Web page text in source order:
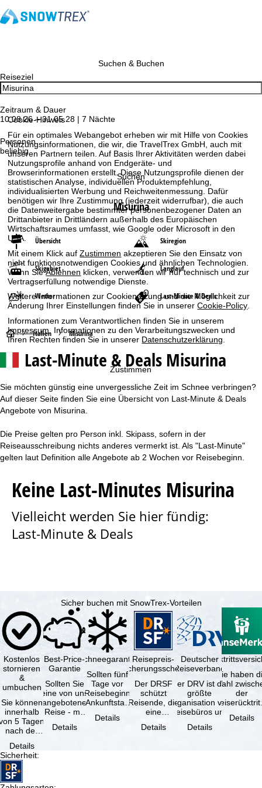
Cookie-Hinweis
Für ein optimales Webangebot erheben wir mit Hilfe von Cookies
Nutzungsinformationen, die wir, die TravelTrex GmbH, auch mit
unseren Partnern teilen. Auf Basis Ihrer Aktivitäten werden dabei
Nutzungsprofile anhand von Endgeräte- und
Browserinformationen erstellt. Diese Nutzungsprofile dienen der
statistischen Analyse, individuellen Produktempfehlung,
individualisierten Werbung und Reichweitenmessung. Dafür
benötigen wir Ihre Zustimmung (jederzeit widerrufbar), die auch
die Datenweitergabe bestimmter personenbezogener Daten an
Drittanbieter in Drittländern außerhalb des Europäischen
Wirtschaftsraumes umfasst, wie Google oder Microsoft in den
USA.
Mit einem Klick aufZustimmen akzeptieren Sie den Einsatz von
nicht funktionsnotwendigen Cookies und ähnlichen Technologien.
Wenn SieAblehnen klicken, verwenden wir nur technisch und zur
Vertragserfüllung notwendige Dienste.
Weitere Informationen zur Cookienutzung und die Möglichkeit zur
Änderung Ihrer Einstellungen finden Sie in unsererCookie-Policy
Informationen zum Verantwortlichen finden Sie in unserem
Impressum . Informationen zu den Verarbeitungszwecken und
Ihren Rechten finden Sie in unserer Datenschutzerklärung
Zustimmen
Suchen & Buchen
Reiseziel
Zeitraum & Dauer
10.08.26 – 31.05.28 | 7 Nächte
Personen
beliebig
Suchen
Misurina
Übersicht Skiregion
Skigebiet Langlauf
Wetter Last-Minute & Deals
S
r
Italien Misurina
Last-Minute & Deals Misurina
Sie möchten günstig eine unvergessliche Zeit im Schnee verbringen?
Auf dieser Seite finden Sie eine Übersicht von Last-Minute & Deals
Angebote von Misurina.
Die Preise gelten pro Person inkl. Skipass, sofern in der
Reiseausschreibung nichts anderes vermerkt ist. Als "Last-Minute"
gelten laut Definition alle Angebote ab 2 Wochen vor Reisebeginn.
Keine Last-Minutes Misurina
Vielleicht werden Sie hier fündig:
Last-Minute & Deals
Sicher buchen mit SnowTrex-Vorteilen
Kostenlos
stornieren
&
umbuchen
Sie können
innerhalb
5 Tagen
nach der
kostenfrei
…
Details
Best-Price-
Garantie
Sollten Sie
eine von uns
angebotene
Reise - mit
Verfügbarkeit
Details
Schneegarantie
Sollten fünf
Tage vor
Reisebeginn
(Ankunftstag)
Schneemangel
Details
Reisepreis-
Sicherungsschein
Der DRSF
schützt
Reisende, die
eine
oder
Details
Deutscher
Reiseverband
Der DRV ist die
größte
Organisation von
Reisebüros und
Reiseveranstaltern
in …
Details
Sie haben
Wahl
der
(inklusive
Details
Sicherheit: